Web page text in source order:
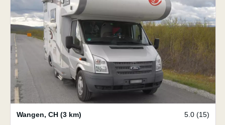
Wangen, CH (3 km) 5.0 (15)